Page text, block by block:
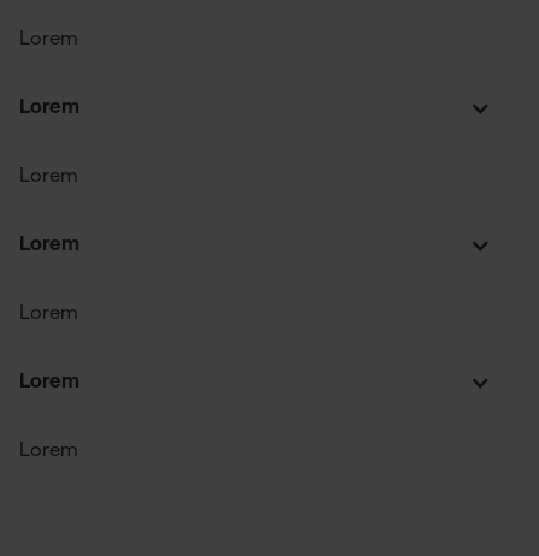
Lorem
Lorem
Lorem
Lorem
Lorem
Lorem
Lorem